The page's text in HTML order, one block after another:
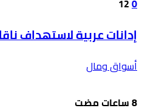
إدانات عربية لاستهداف
أسواق ومال